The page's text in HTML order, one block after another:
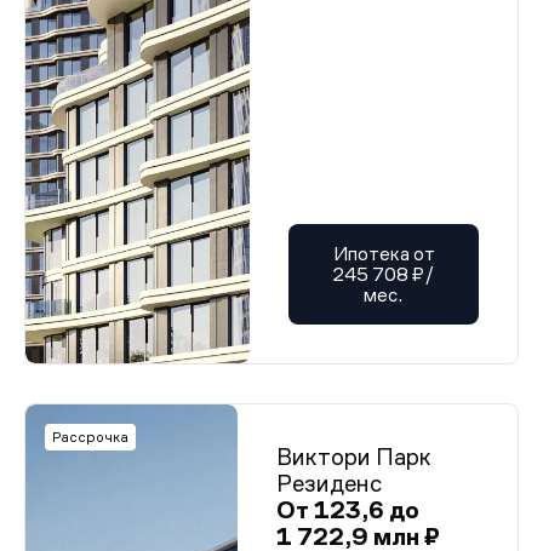
Ипотека от
245 708 ₽/
мес.
Рассрочка
Виктори Парк
Резиденс
От 123,6 до
1 722,9 млн ₽